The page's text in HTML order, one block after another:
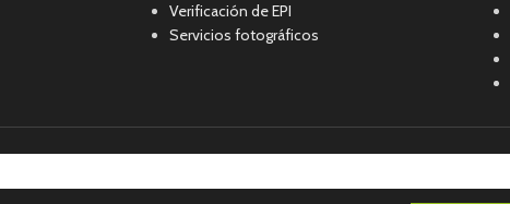
Verificación de EPI
Servicios fotográficos